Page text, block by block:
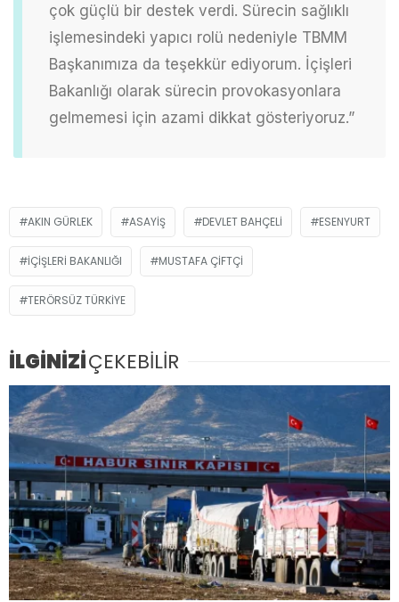
çok güçlü bir destek verdi. Sürecin sağlıklı
işlemesindeki yapıcı rolü nedeniyle TBMM
Başkanımıza da teşekkür ediyorum. İçişleri
Bakanlığı olarak sürecin provokasyonlara
gelmemesi için azami dikkat gösteriyoruz.”
AKIN GÜRLEK ASAYIŞ DEVLET BAHÇELI ESENYURT
İÇIŞLERI BAKANLIĞI MUSTAFA ÇIFTÇI
TERÖRSÜZ TÜRKIYE
İLGİNİZİÇEKEBİLİR